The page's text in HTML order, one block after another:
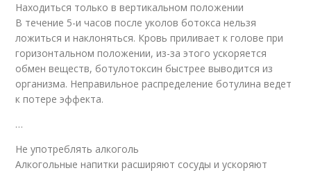
Находиться только в вертикальном положении
В течение 5-и часов после уколов ботокса нельзя
ложиться и наклоняться. Кровь приливает к голове при
горизонтальном положении, из-за этого ускоряется
обмен веществ, ботулотоксин быстрее выводится из
организма. Неправильное распределение ботулина ведет
к потере эффекта.
…
Не употреблять алкоголь
Алкогольные напитки расширяют сосуды и ускоряют